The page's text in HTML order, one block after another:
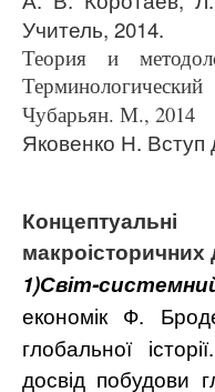
Учитель, 2014.
Теория и
Чубарьян. М., 2014
Яковенко Н. Вступ
макроісторичних
1)Світ-
економік Ф.
глобальної
досвід побудови